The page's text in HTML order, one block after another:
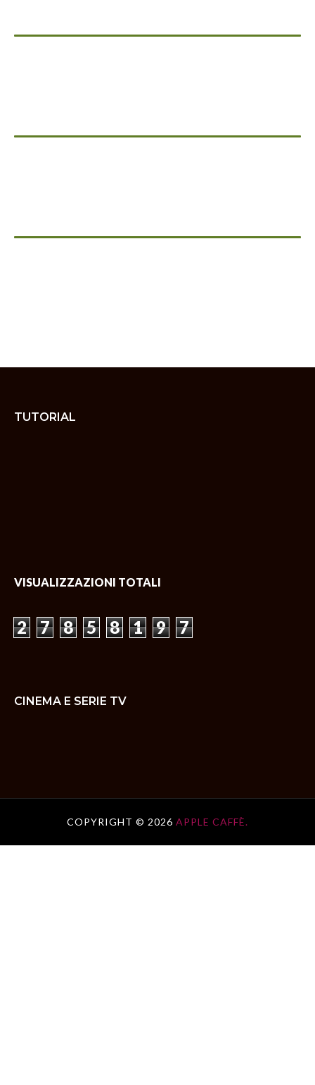
TUTORIAL
VISUALIZZAZIONI TOTALI
2 7 8 5 8 1 9 7
CINEMA E SERIE TV
COPYRIGHT © 2026 APPLE CAFFÈ.